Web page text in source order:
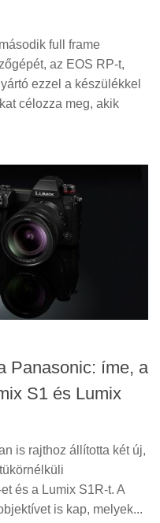
full frame
az EOS RP-t,
ezzel a készülékkel
célozza meg, akik
Panasonic: íme, a
S1 és Lumix
is rajthoz állította két új,
és a Lumix S1R-t. A
is kap, melyek...